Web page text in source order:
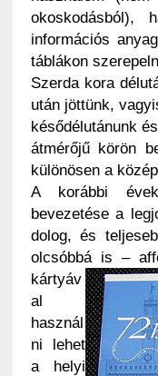
okoskodásból),
információs
táblákon
Szerda kora
után jöttünk,
késődélutánunk
átmérőjű körön
különösen a
A korábbi
bevezetése a
dolog, és
olcsóbbá is –
kártyáv
al
használ
ni lehet
a helyi